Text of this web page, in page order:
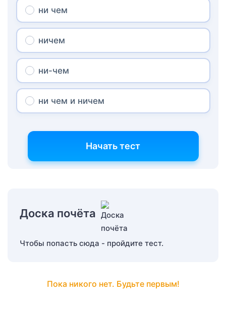
ни чем
ничем
ни-чем
ни чем и ничем
Начать тест
Доска почёта
Чтобы попасть сюда - пройдите тест.
Пока никого нет. Будьте первым!